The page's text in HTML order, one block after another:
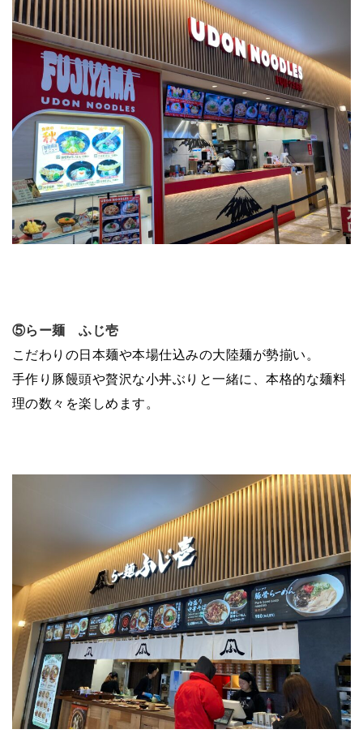
⑤らー麺 ふじ壱
こだわりの日本麺や本場仕込みの大陸麺が勢揃い。
手作り豚饅頭や贅沢な小丼ぶりと一緒に、本格的な麺料
理の数々を楽しめます。